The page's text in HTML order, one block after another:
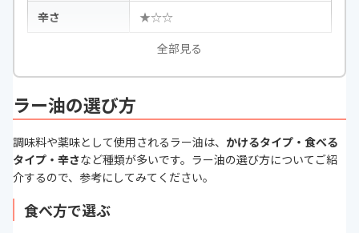
辛さ
★☆☆
全部見る
ラー油の選び方
調味料や薬味として使用されるラー油は、 かけるタイプ・食べる
タイプ・辛さなど種類が多いです。ラー油の選び方についてご紹
介するので、参考にしてみてください。
食べ方で選ぶ